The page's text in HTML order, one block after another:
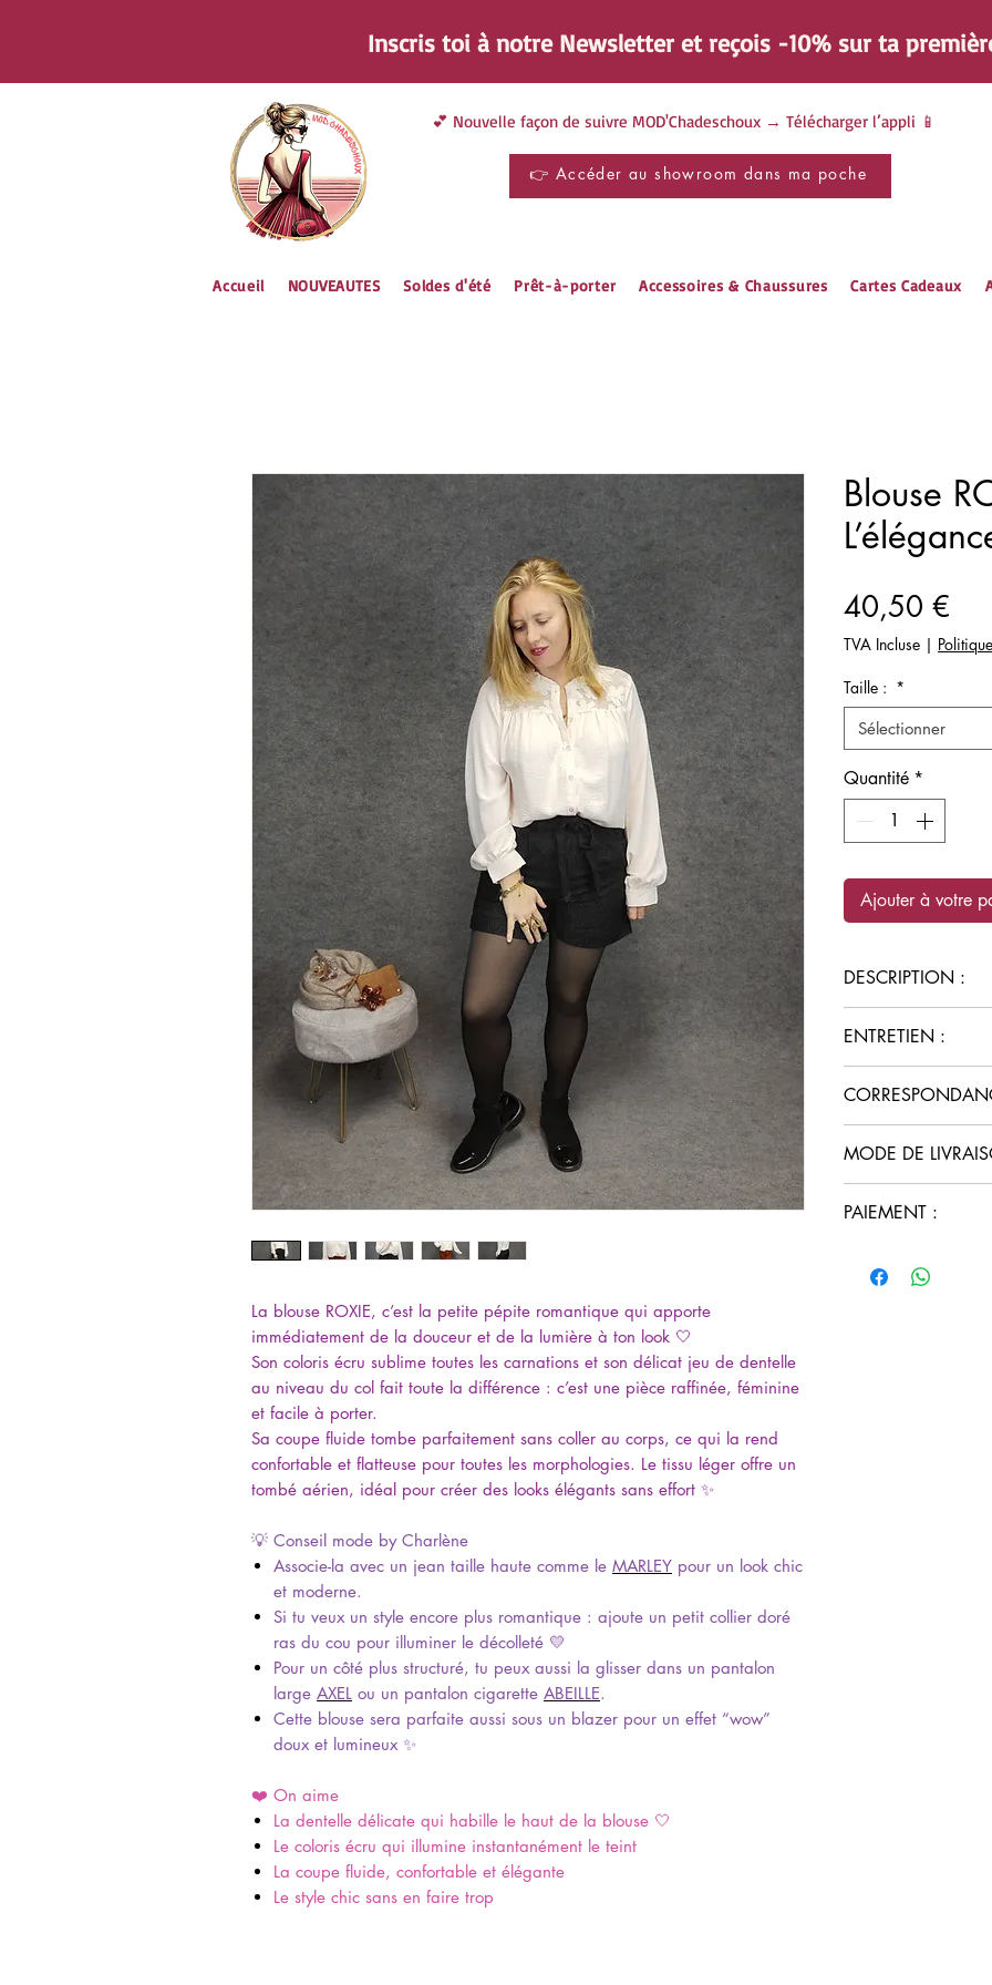
Inscris toi à notre Newsletter et reçois -10% sur ta
💕 Nouvelle façon de suivre MOD'Chadeschoux → Télécharger l’appli 📱
👉 Accéder au showroom dans ma poche
Accueil NOUVEAUTES Soldes d'été Prêt-à-porter Accessoires & Chaussures Cartes Cadeaux
La blouse ROXIE, c’est la petite pépite romantique qui apporte
immédiatement de la douceur et de la lumière à ton look 🤍
Son coloris écru sublime toutes les carnations et son délicat jeu de dentelle
au niveau du col fait toute la différence : c’est une pièce raffinée, féminine
et facile à porter.
Sa coupe fluide tombe parfaitement sans coller au corps, ce qui la rend
confortable et flatteuse pour toutes les morphologies. Le tissu léger offre un
tombé aérien, idéal pour créer des looks élégants sans effort ✨
💡 Conseil mode by Charlène
Associe-la avec un jean taille haute comme le MARLEY pour un look chic
et moderne.
Si tu veux un style encore plus romantique : ajoute un petit collier doré
ras du cou pour illuminer le décolleté 💛
Pour un côté plus structuré, tu peux aussi la glisser dans un pantalon
large AXEL ou un pantalon cigarette ABEILLE.
Cette blouse sera parfaite aussi sous un blazer pour un effet “wow”
doux et lumineux ✨
❤️ On aime
La dentelle délicate qui habille le haut de la blouse 🤍
Le coloris écru qui illumine instantanément le teint
La coupe fluide, confortable et élégante
Le style chic sans en faire trop
Blouse
40,50 €
TVA Incluse |
Taille : *
Sélectionner
Quantité *
Ajouter à votre
DESCRIPTION :
Couleur : écru
Coupe : fluide
Détails :
longues
Boutonnage :
Matière : 100%
ENTRETIEN :
Pas de sèche-
Repassage doux
Retourner avant
dentelle
prendre ta taille
Disponible du
MODE DE
Livraison 4 kms
gratuite dès
PAIEMENT :
Paiement